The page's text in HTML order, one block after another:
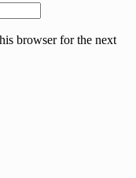
browser for the next